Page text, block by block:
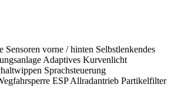
vorne / hinten Selbstlenkendes
Adaptives Kurvenlicht
Sprachsteuerung
ESP Allradantrieb Partikelfilter